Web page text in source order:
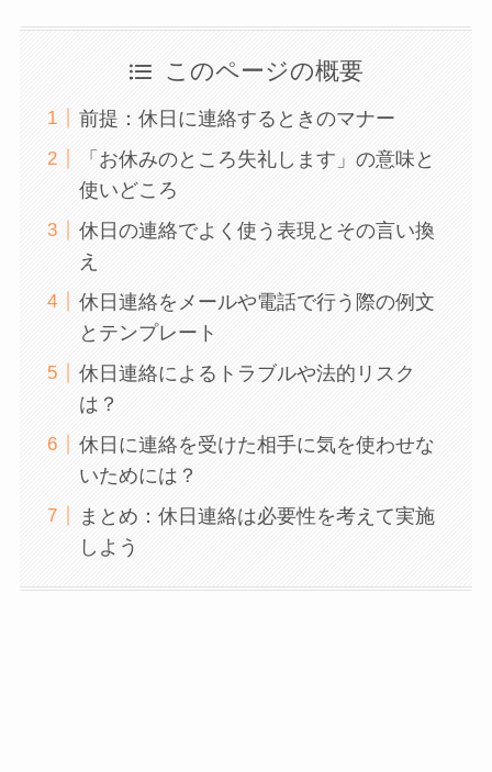
このページの概要
前提：休日に連絡するときのマナー
「お休みのところ失礼します」の意味と
使いどころ
休日の連絡でよく使う表現とその言い換
え
休日連絡をメールや電話で行う際の例文
とテンプレート
休日連絡によるトラブルや法的リスク
は？
休日に連絡を受けた相手に気を使わせな
いためには？
まとめ：休日連絡は必要性を考えて実施
しよう